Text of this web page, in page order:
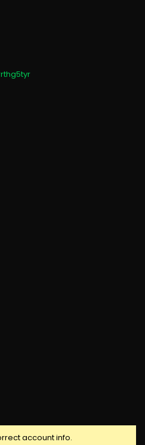
account info.